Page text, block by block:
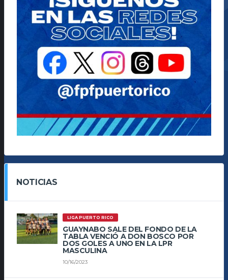
NOTICIAS
LIGA PUERTO RICO
GUAYNABO SALE DEL FONDO DE LA
TABLA VENCIÓ A DON BOSCO POR
DOS GOLES A UNO EN LA LPR
MASCULINA
10/16/2023